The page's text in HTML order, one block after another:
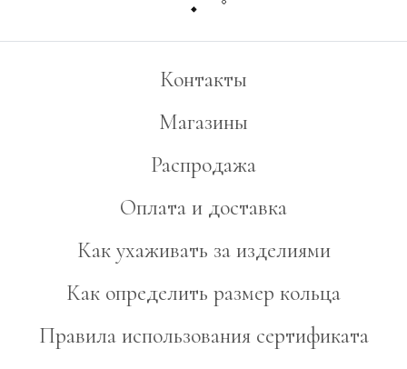
Контакты
Магазины
Распродажа
Оплата и доставка
Как ухаживать за изделиями
Как определить размер кольца
Правила использования сертификата